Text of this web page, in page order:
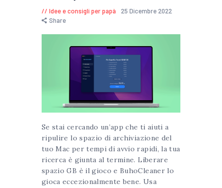
Idee e consigli per papà
25 Dicembre 2022
Share
Se stai cercando un’app che ti aiuti a
ripulire lo spazio di archiviazione del
tuo Mac per tempi di avvio rapidi, la tua
ricerca è giunta al termine. Liberare
spazio GB è il gioco e BuhoCleaner lo
gioca eccezionalmente bene. Usa